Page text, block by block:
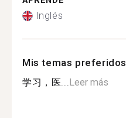
Inglés
Mis temas preferidos
学习，医...Leer más